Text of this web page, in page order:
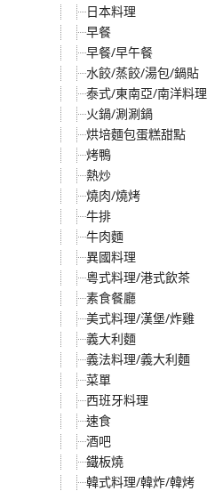
日本料理
早餐
早餐/早午餐
水餃/蒸餃/湯包/鍋貼
泰式/東南亞/南洋料理
火鍋/涮涮鍋
烘培麵包蛋糕甜點
烤鴨
熱炒
燒肉/燒烤
牛排
牛肉麵
異國料理
粵式料理/港式飲茶
素食餐廳
美式料理/漢堡/炸雞
義大利麵
義法料理/義大利麵
菜單
西班牙料理
速食
酒吧
鐵板燒
韓式料理/韓炸/韓烤